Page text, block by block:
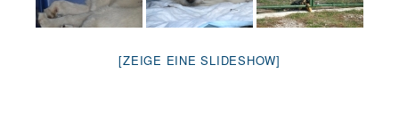
[ZEIGE EINE SLIDESHOW]